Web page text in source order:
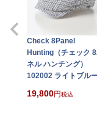
Check 8Panel
Hunting（チェック
ネル ハンチング）
102002 ライトブル
19,800 税込